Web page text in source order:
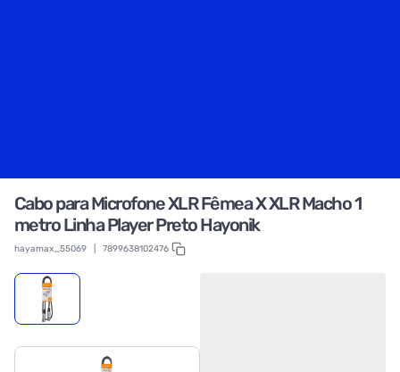
Cabo para Microfone XLR Fêmea X XLR Macho 1
metro Linha Player Preto Hayonik
hayamax_55069 7899638102476